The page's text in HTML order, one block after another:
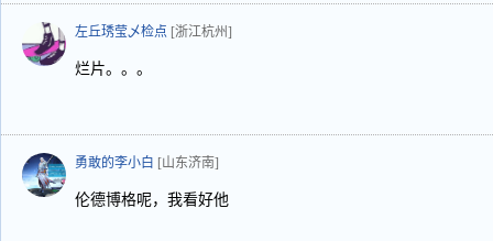
左丘琇莹乄检点 [浙江杭州]
烂片。。。
勇敢的李小白 [山东济南]
伦德博格呢，我看好他